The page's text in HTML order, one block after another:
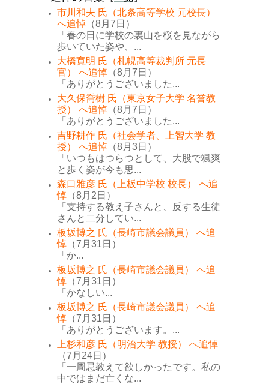
市川和夫 氏（北条高等学校 元校長）
へ追悼 （8月7日）
「春の日に学校の裏山を桜を見ながら
歩いていた姿や、...
大橋寛明 氏（札幌高等裁判所 元長
官） へ追悼 （8月7日）
「ありがとうございました...
大久保喬樹 氏（東京女子大学 名誉教
授） へ追悼 （8月7日）
「ありがとうございました...
吉野耕作 氏（社会学者、上智大学 教
授） へ追悼 （8月3日）
「いつもはつらつとして、大股で颯爽
と歩く姿が今も思...
森口雅彦 氏（上板中学校 校長） へ追
悼 （8月2日）
「支持する教え子さんと、反する生徒
さんと二分してい...
板坂博之 氏（長崎市議会議員） へ追
悼 （7月31日）
「か...
板坂博之 氏（長崎市議会議員） へ追
悼 （7月31日）
「かなしい...
板坂博之 氏（長崎市議会議員） へ追
悼 （7月31日）
「ありがとうございます。...
上杉和彦 氏（明治大学 教授） へ追悼
（7月24日）
「一周忌教えて欲しかったです。私の
中ではまだ亡くな...